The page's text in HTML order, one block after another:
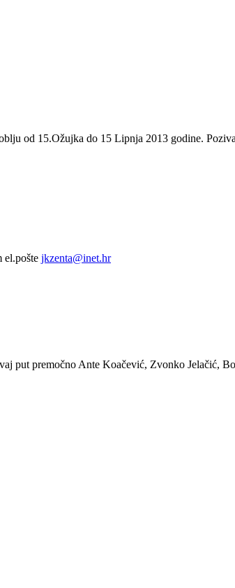
od 15.Ožujka do 15 Lipnja 2013 godine.
el.pošte jkzenta@inet.hr
put premočno Ante Koačević, Zvonko Jelačić,